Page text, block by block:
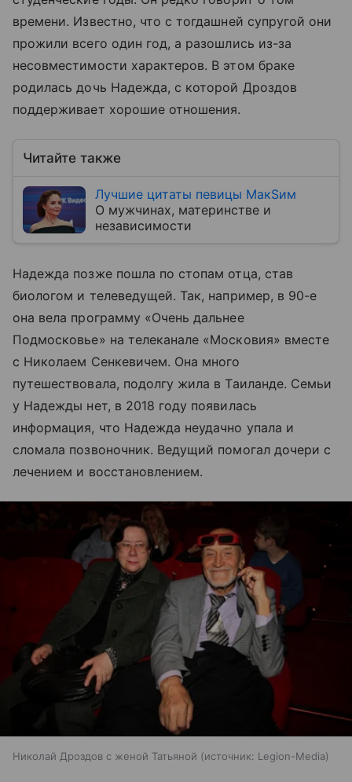
времени. Известно, что с тогдашней супругой они
прожили всего один год, а разошлись из-за
несовместимости характеров. В этом браке
родилась дочь Надежда, с которой Дроздов
поддерживает хорошие отношения.
Читайте также
Лучшие цитаты певицы МакSим
О мужчинах, материнстве и
независимости
Надежда позже пошла по стопам отца, став
биологом и телеведущей. Так, например, в 90-е
она вела программу «Очень дальнее
Подмосковье» на телеканале «Московия» вместе
с Николаем Сенкевичем. Она много
путешествовала, подолгу жила в Таиланде. Семьи
у Надежды нет, в 2018 году появилась
информация, что Надежда неудачно упала и
сломала позвоночник. Ведущий помогал дочери с
лечением и восстановлением.
Николай Дроздов с женой Татьяной источник: Legion-Media